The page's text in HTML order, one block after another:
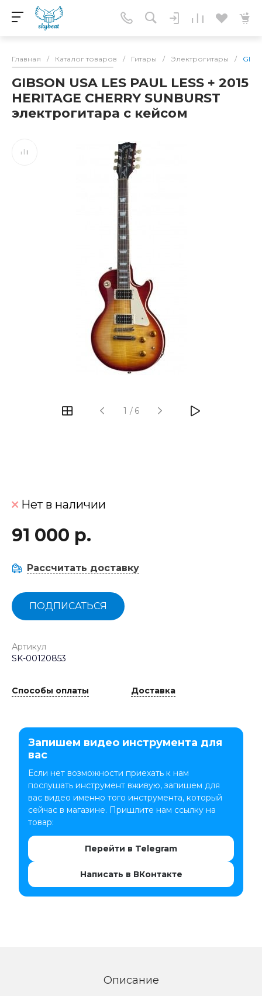
Главная / Каталог товаров / Гитары / Электрогитары /
GIBSON USA LES PAUL LESS + 2015
HERITAGE CHERRY SUNBURST
электрогитара с кейсом
1 / 6
Нет в наличии
91 000 р.
Рассчитать доставку
ПОДПИСАТЬСЯ
Артикул
SK-00120853
Способы оплаты Доставка
Запишем видео инструмента для
вас
Если нет возможности приехать к нам
послушать инструмент вживую, запишем для
вас видео именно того инструмента, который
сейчас в магазине. Пришлите нам ссылку на
товар:
Перейти в Telegram
Написать в ВКонтакте
Описание